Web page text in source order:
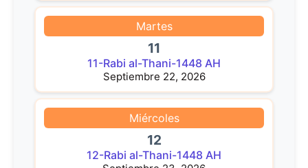
Martes
11
11-Rabi al-Thani-1448 AH
Septiembre 22, 2026
Miércoles
12
12-Rabi al-Thani-1448 AH